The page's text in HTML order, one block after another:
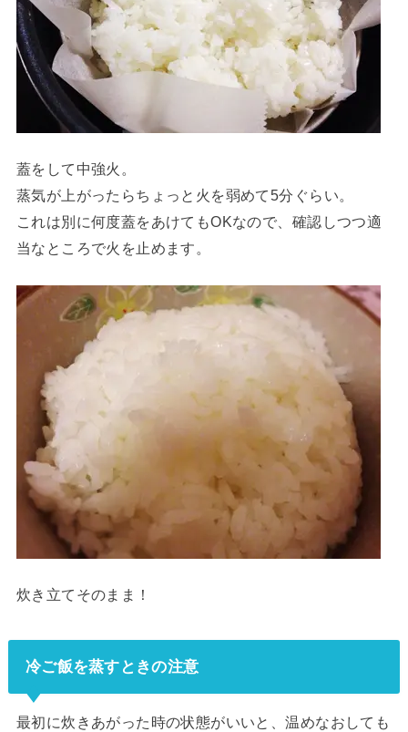
蓋をして中強火。
蒸気が上がったらちょっと火を弱めて5分ぐらい。
これは別に何度蓋をあけてもOKなので、確認しつつ適
当なところで火を止めます。
炊き立てそのまま！
冷ご飯を蒸すときの注意
最初に炊きあがった時の状態がいいと、温めなおしても